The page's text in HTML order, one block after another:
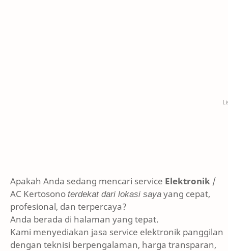
Apakah Anda sedang mencari service Elektronik /
AC Kertosonoterdekat dari lokasi sayayang cepat,
profesional, dan terpercaya?
Anda berada di halaman yang tepat.
Kami menyediakan jasa service elektronik panggilan
dengan teknisi berpengalaman, harga transparan,